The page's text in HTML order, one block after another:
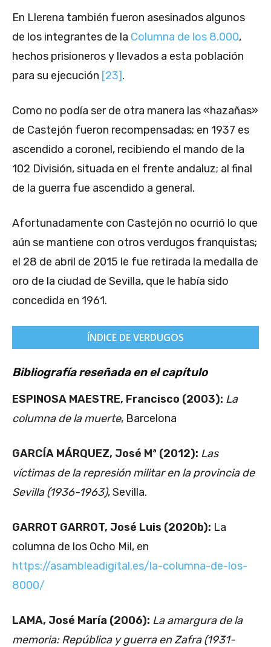
En Llerena también fueron asesinados algunos
de los integrantes de la Columna de los 8.000,
hechos prisioneros y llevados a esta población
para su ejecución [23].
Como no podía ser de otra manera las «hazañas»
de Castejón fueron recompensadas; en 1937 es
ascendido a coronel, recibiendo el mando de la
102 División, situada en el frente andaluz; al final
de la guerra fue ascendido a general.
Afortunadamente con Castejón no ocurrió lo que
aún se mantiene con otros verdugos franquistas;
el 28 de abril de 2015 le fue retirada la medalla de
oro de la ciudad de Sevilla, que le había sido
concedida en 1961.
ÍNDICE DE VERDUGOS
Bibliografía reseñada en el capítulo
ESPINOSA MAESTRE, Francisco (2003): La
columna de la muerte, Barcelona
GARCÍA MÁRQUEZ, José Mª (2012): Las
víctimas de la represión militar en la provincia de
Sevilla (1936-1963), Sevilla.
GARROT GARROT, José Luis (2020b): La
columna de los Ocho Mil, en
https://asambleadigital.es/la-columna-de-los-
8000/
LAMA, José María (2006): La amargura de la
memoria: República y guerra en Zafra (1931-